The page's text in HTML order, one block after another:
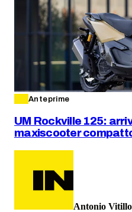
Anteprime
UM Rockville 125:
maxiscooter
Antonio Vitillo